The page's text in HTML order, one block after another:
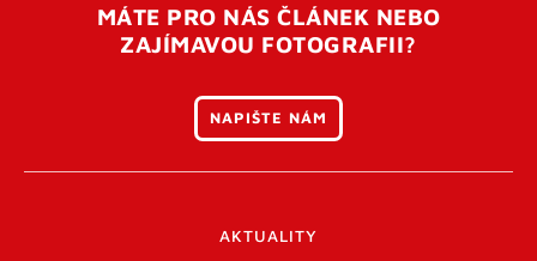
MÁTE PRO NÁS ČLÁNEK NEBO
ZAJÍMAVOU FOTOGRAFII?
NAPIŠTE NÁM
AKTUALITY